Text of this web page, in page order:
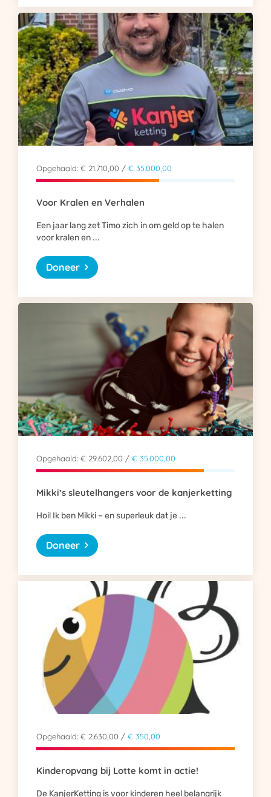
Opgehaald: € 21.710,00 / € 35.000,00
Voor Kralen en Verhalen
Een jaar lang zet Timo zich in om geld op te halen
voor kralen en ...
Doneer
Opgehaald: € 29.602,00 / € 35.000,00
Mikki’s sleutelhangers voor de kanjerketting
Hoi! Ik ben Mikki – en superleuk dat je ...
Doneer
Opgehaald: € 2.630,00 / € 350,00
Kinderopvang bij Lotte komt in actie!
De KanjerKetting is voor kinderen heel belangrijk